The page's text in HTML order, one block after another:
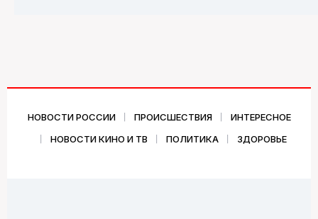
НОВОСТИ РОССИИ ПРОИСШЕСТВИЯ
ИНТЕРЕСНОЕ
НОВОСТИ КИНО И ТВ
ПОЛИТИКА ЗДОРОВЬЕ